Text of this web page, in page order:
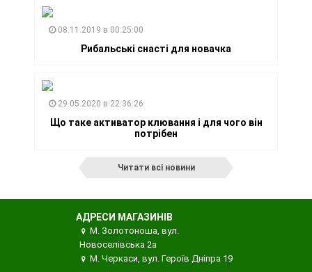
08.11.2019 в 00:25:00
Рибальські снасті для новачка
29.05.2020 в 22:36:26
Що таке активатор клювання і для чого він
потрібен
Читати всі новини
АДРЕСИ МАГАЗИНІВ
М. Золотоноша, вул.
Новоселівська 2а
М. Черкаси, вул. Героїв Дніпра 19